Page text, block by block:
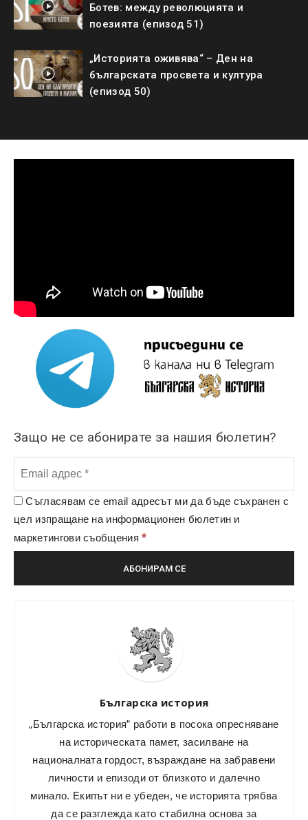
Ботев: между революцията и
поезията (епизод 51)
„Историята оживява“ – Ден на
българската просвета и култура
(епизод 50)
Защо не се абонирате за нашия бюлетин?
Съгласявам се email адресът ми да бъде съхранен с
цел изпращане на информационен бюлетин и
маркетингови съобщения*
Българска история
„Българска история” работи в посока опресняване
на историческата памет, засилване на
националната гордост, възраждане на забравени
личности и епизоди от близкото и далечно
минало. Екипът ни е убеден, че историята трябва
да се разглежда като стабилна основа за